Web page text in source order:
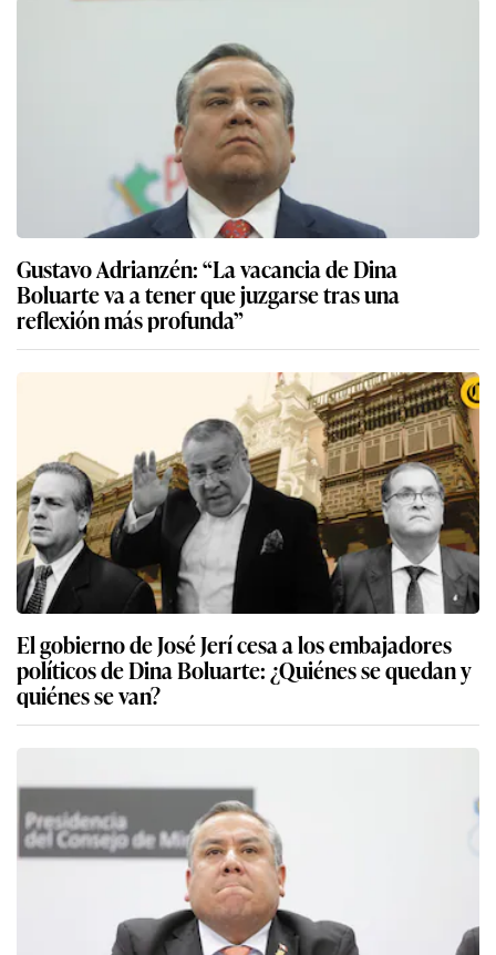
Gustavo Adrianzén: “La vacancia de Dina
Boluarte va a tener que juzgarse tras una
reflexión más profunda”
El gobierno de José Jerí cesa a los embajadores
políticos de Dina Boluarte: ¿Quiénes se quedan y
quiénes se van?